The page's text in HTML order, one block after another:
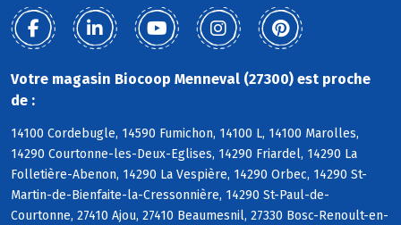
Votre magasin Biocoop Menneval (27300) est proche
de :
14100 Cordebugle, 14590 Fumichon, 14100 L, 14100 Marolles,
14290 Courtonne-les-Deux-Eglises, 14290 Friardel, 14290 La
Folletière-Abenon, 14290 La Vespière, 14290 Orbec, 14290 St-
Martin-de-Bienfaite-la-Cressonnière, 14290 St-Paul-de-
Courtonne, 27410 Ajou, 27410 Beaumesnil, 27330 Bosc-Renoult-en-